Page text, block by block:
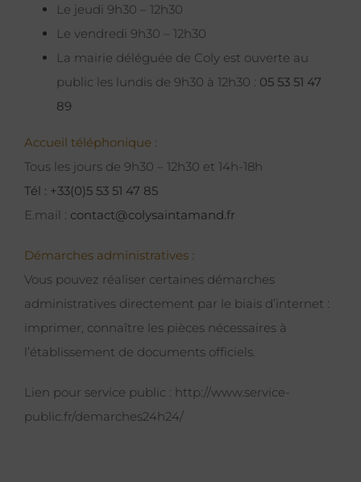
Le jeudi 9h30 – 12h30
Le vendredi 9h30 – 12h30
La mairie déléguée de Coly est ouverte au
public les lundis de 9h30 à 12h30 : 05 53 51 47
89
Accueil téléphonique :
Tous les jours de 9h30 – 12h30 et 14h-18h
Tél : +33(0)5 53 51 47 85
E.mail : contact@colysaintamand.fr
Démarches administratives :
Vous pouvez réaliser certaines démarches
administratives directement par le biais d’internet :
imprimer, connaître les pièces nécessaires à
l’établissement de documents officiels.
Lien pour service public : http://www.service-
public.fr/demarches24h24/